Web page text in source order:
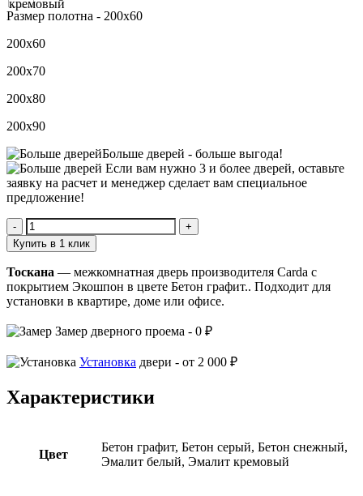
Размер полотна - 200х60
200х60
200х70
200х80
200х90
Больше дверей - больше выгода!
Если вам нужно 3 и более дверей, оставьте
заявку на расчет и менеджер сделает вам специальное
предложение!
Количество
Тоскана
Купить в 1 клик
Тоскана — межкомнатная дверь производителя Carda с
покрытием Экошпон в цвете Бетон графит.. Подходит для
установки в квартире, доме или офисе.
Замер дверного проема - 0 ₽
Установка двери - от 2 000 ₽
Характеристики
Цвет
Бетон графит, Бетон серый, Бетон снежный,
Эмалит белый, Эмалит кремовый